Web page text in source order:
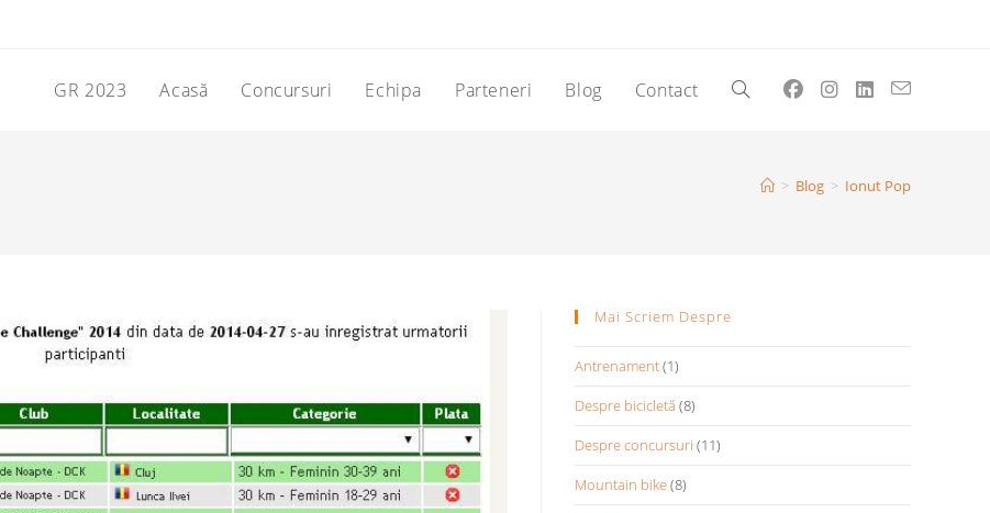
GR 2023 Acasă Concursuri Echipa Parteneri Blog Contact Toggle
> Blog > Ionut Pop
Mai Scriem Despre
Antrenament(1)
Despre bicicletă (8)
Despre concursuri (11)
Mountain bike(8)